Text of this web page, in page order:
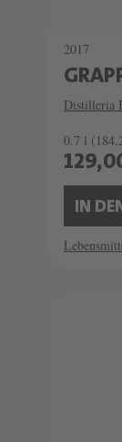
2017
Distilleria
0.7 l
IN